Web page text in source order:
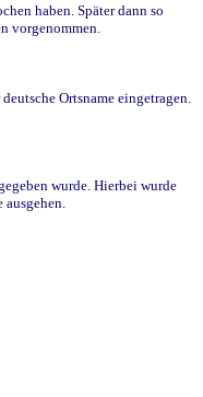
haben. Später dann so
vorgenommen.
Ortsname eingetragen.
wurde. Hierbei wurde